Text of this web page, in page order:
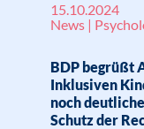
15.10.2024
News |
BDP begrüßt
Inklusiven
noch
Schutz der